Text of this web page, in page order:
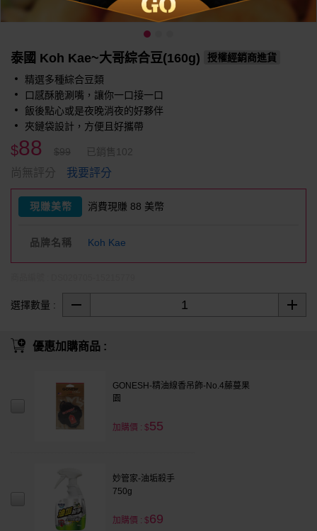
泰國 Koh Kae~大哥綜合豆(160g)
授權經銷商進貨
精選多種綜合豆類
口感酥脆涮嘴，讓你一口接一口
飯後點心或是夜晚消夜的好夥伴
夾鏈袋設計，方便且好攜帶
$88 $99 已銷售102
尚無評分 我要評分
現賺美幣 消費現賺 88 美幣
品牌名稱 Koh Kae
選擇數量 :
優惠加購商品 :
GONESH-精油線香吊飾-No.4藤蔓果
園
加購價 : $55
妙管家-油垢殺手
750g
加購價 : $69